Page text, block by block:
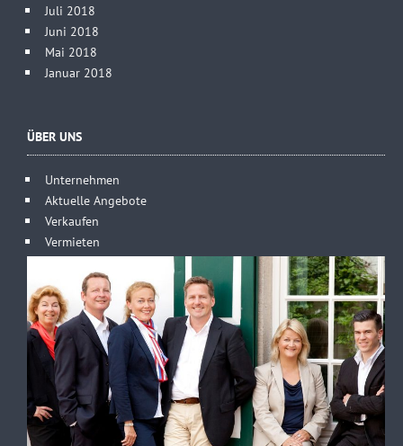
Juli 2018
Juni 2018
Mai 2018
Januar 2018
ÜBER UNS
Unternehmen
Aktuelle Angebote
Verkaufen
Vermieten